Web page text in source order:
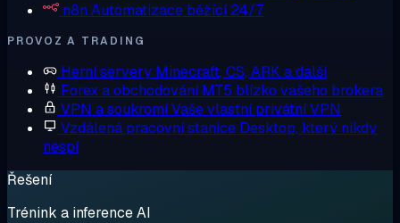
n8n Automatizace běžící 24/7
PROVOZ A TRADING
Herní servery Minecraft, CS, ARK a další
Forex a obchodování MT5 blízko vašeho brokera
VPN a soukromíVaše vlastní privátní VPN
Vzdálená pracovní stanice Desktop, který nikdy
nespí
Řešení
Trénink a inference AI